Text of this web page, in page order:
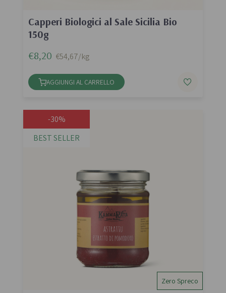
Capperi Biologici al Sale Sicilia Bio
150g
€8,20 €54,67/kg
AGGIUNGI AL CARRELLO
Zero Spreco
-30%
BEST SELLER